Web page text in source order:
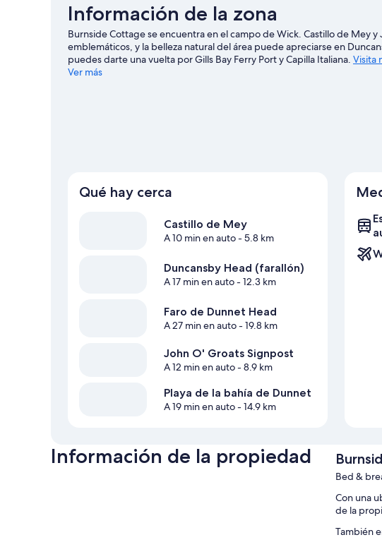
Room)
Información de la zona
Burnside Cottage se encuentra en el campo de Wick. Castillo de Mey
emblemáticos, y la belleza natural del área puede apreciarse en
puedes darte una vuelta por Gills Bay Ferry Port y Capilla Italiana. Visita
Ver más
Qué hay cerca
Castillo de Mey
A 10 min en auto- 5.8 km
Duncansby Head (farallón)
A 17 min en auto- 12.3 km
Faro de Dunnet Head
A 27 min en auto- 19.8 km
John O' Groats Signpost
A 12 min en auto- 8.9 km
Playa de la bahía de Dunnet
A 19 min en auto- 14.9 km
Información de la propiedad
Bed &
Con una
de la
También